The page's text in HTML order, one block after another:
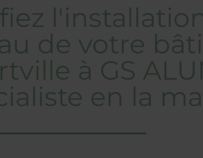
de votre
à GS
en la